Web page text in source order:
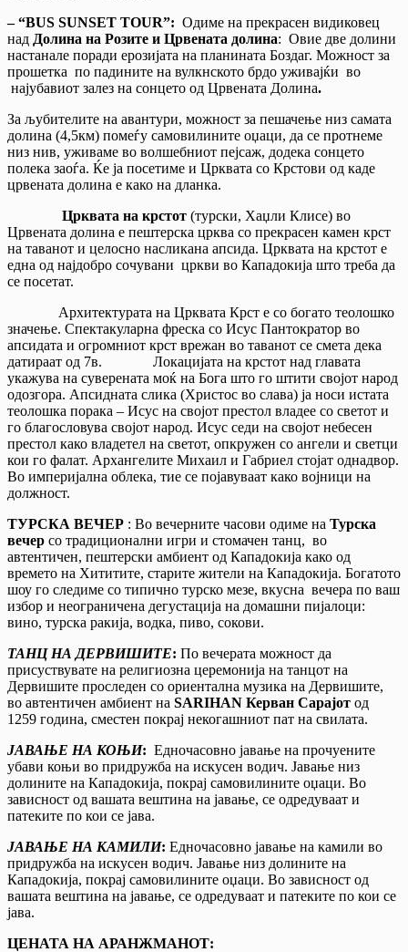
– “BUS SUNSET TOUR”: Одиме на прекрасен видиковец
над Долина на Розите и Црвената долина: Овие две долини
настанале поради ерозијата на планината Боздаг. Можност за
прошетка по падините на вулкнското брдо уживајќи во
најубавиот залез на сонцето од Црвената Долина.
За љубителите на авантури, можност за пешачење низ самата
долина (4,5км) помеѓу самовилините оџаци, да се протнеме
низ нив, уживаме во волшебниот пејсаж, додека сонцето
полека заоѓа. Ќе ја посетиме и Црквата со Крстови од каде
црвената долина е како на дланка.
Црквата на крстот (турски, Хаџли Клисе) во
Црвената долина е пештерска црква со прекрасен камен крст
на таванот и целосно насликана апсида. Црквата на крстот е
една од најдобро сочувани цркви во Кападокија што треба да
се посетат.
Архитектурата на Црквата Крст е со богато теолошко
значење. Спектакуларна фреска со Исус Пантократор во
апсидата и огромниот крст врежан во таванот се смета дека
датираат од 7в. Локацијата на крстот над главата
укажува на суверената моќ на Бога што го штити својот народ
одозгора. Апсидната слика (Христос во слава) ја носи истата
теолошка порака – Исус на својот престол владее со светот и
го благословува својот народ. Исус седи на својот небесен
престол како владетел на светот, опкружен со ангели и светци
кои го фалат. Архангелите Михаил и Габриел стојат однадвор.
Во империјална облека, тие се појавуваат како војници на
должност.
ТУРСКА ВЕЧЕР : Во вечерните часови одиме на Турска
вечер со традиционални игри и стомачен танц, во
автентичен, пештерски амбиент од Кападокија како од
времето на Хититите, старите жители на Кападокија. Богатото
шоу го следиме со типично турско мезе, вкусна вечера по ваш
избор и неограничена дегустација на домашни пијалоци:
вино, турска ракија, водка, пиво, сокови.
ТАНЦ НА ДЕРВИШИТЕ: По вечерата можност да
присуствувате на религиозна церемонија на танцот на
Дервишите проследен со ориентална музика на Дервишите,
во автентичен амбиент на SARIHAN Керван Сарајот од
1259 година, сместен покрај некогашниот пат на свилата.
ЈАВАЊЕ НА КОЊИ: Едночасовно јавање на прочуените
убави коњи во придружба на искусен водич. Јавање низ
долините на Кападокија, покрај самовилините оџаци. Во
зависност од вашата вештина на јавање, се одредуваат и
патеките по кои се јава.
ЈАВАЊЕ НА КАМИЛИ: Едночасовно јавање на камили во
придружба на искусен водич. Јавање низ долините на
Кападокија, покрај самовилините оџаци. Во зависност од
вашата вештина на јавање, се одредуваат и патеките по кои се
јава.
ЦЕНАТА НА АРАНЖМАНОТ: